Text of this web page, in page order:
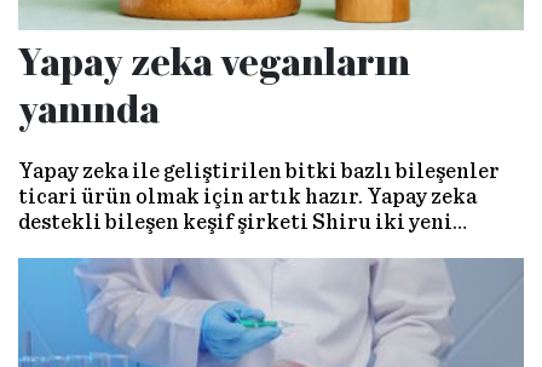
Yapay zeka veganların
yanında
Yapay zeka ile geliştirilen bitki bazlı bileşenler
ticari ürün olmak için artık hazır. Yapay zeka
destekli bileşen keşif şirketi Shiru iki yeni
dolara ulaştırdı.